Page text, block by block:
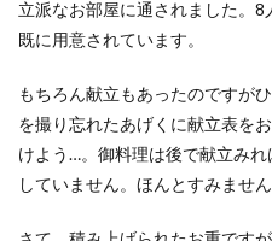
立派なお部屋に通されました。
既に用意されています。
もちろん献立もあったのですが
を撮り忘れたあげくに献立表を
けよう…。御料理は後で献立み
していません。ほんとすみません